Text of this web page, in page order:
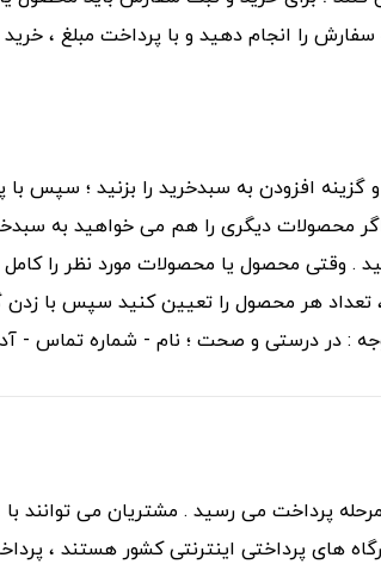
را انجام دهید و با پرداخت مبلغ ،
افزودن به سبدخرید را بزنید ؛ سپس
محصولات دیگری را هم می خواهید به
. وقتی محصول یا محصولات مورد نظر را
تعداد هر محصول را تعیین کنید سپس با
: در درستی و صحت ؛ نام - شماره تماس
پرداخت می رسید . مشتریان می توانند با
های پرداختی اینترنتی کشور هستند ،